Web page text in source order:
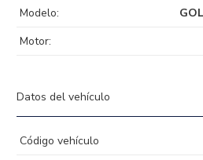
Modelo:
Motor:
Datos del vehículo
Código vehículo